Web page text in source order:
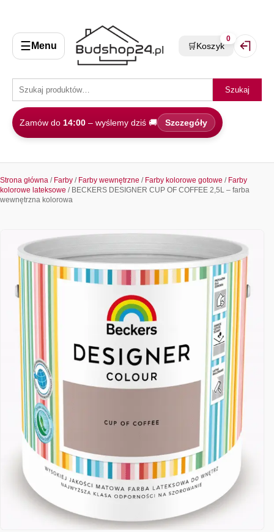
☰ Menu
Szukaj
Zamów do 14:00 – wyślemy dziś 🚚 Szczegóły
🛒Koszyk
0
Strona główna / Farby / Farby wewnętrzne / Farby kolorowe gotowe / Farby
kolorowe lateksowe / BECKERS DESIGNER CUP OF COFFEE 2,5L – farba
wewnętrzna kolorowa